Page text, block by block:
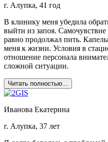
г. Алупка, 41 год
В клинику меня убедила
выйти из запоя. Самочувствие
равно продолжал пить.
меня к жизни. Условия в
отношение персонала
сложной ситуации.
Читать полностью...
Иванова Екатерина
г. Алупка, 37 лет